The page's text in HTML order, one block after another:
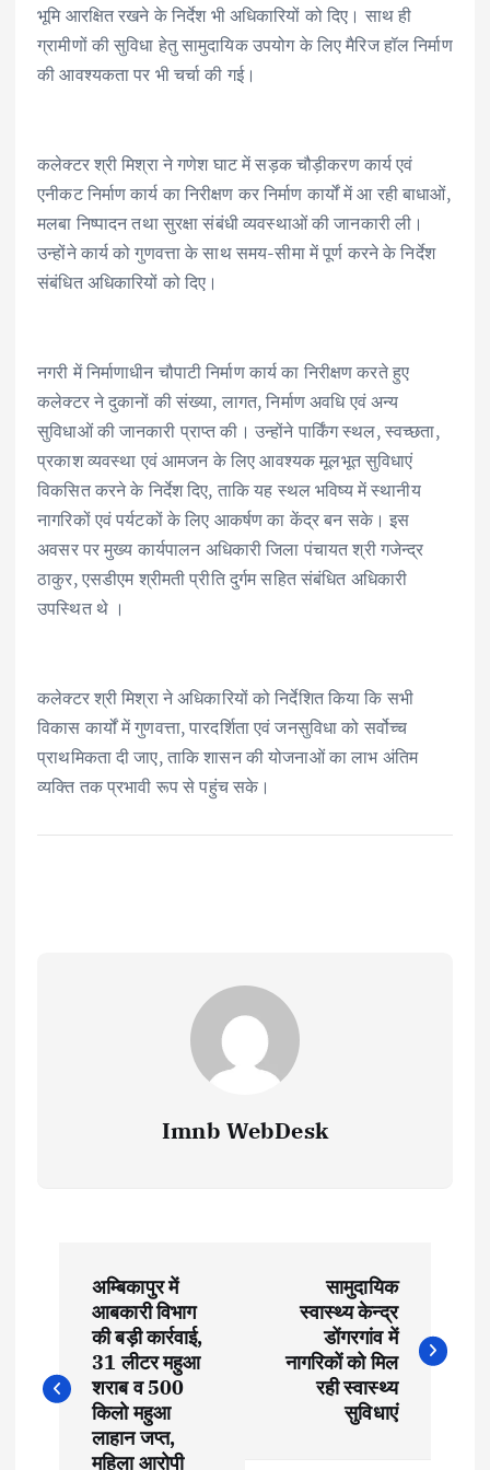
भूमि आरक्षित रखने के निर्देश भी अधिकारियों को दिए। साथ ही
ग्रामीणों की सुविधा हेतु सामुदायिक उपयोग के लिए मैरिज हॉल निर्माण
की आवश्यकता पर भी चर्चा की गई।
कलेक्टर श्री मिश्रा ने गणेश घाट में सड़क चौड़ीकरण कार्य एवं
एनीकट निर्माण कार्य का निरीक्षण कर निर्माण कार्यों में आ रही बाधाओं,
मलबा निष्पादन तथा सुरक्षा संबंधी व्यवस्थाओं की जानकारी ली।
उन्होंने कार्य को गुणवत्ता के साथ समय-सीमा में पूर्ण करने के निर्देश
संबंधित अधिकारियों को दिए।
नगरी में निर्माणाधीन चौपाटी निर्माण कार्य का निरीक्षण करते हुए
कलेक्टर ने दुकानों की संख्या, लागत, निर्माण अवधि एवं अन्य
सुविधाओं की जानकारी प्राप्त की। उन्होंने पार्किंग स्थल, स्वच्छता,
प्रकाश व्यवस्था एवं आमजन के लिए आवश्यक मूलभूत सुविधाएं
विकसित करने के निर्देश दिए, ताकि यह स्थल भविष्य में स्थानीय
नागरिकों एवं पर्यटकों के लिए आकर्षण का केंद्र बन सके। इस
अवसर पर मुख्य कार्यपालन अधिकारी जिला पंचायत श्री गजेन्द्र
ठाकुर, एसडीएम श्रीमती प्रीति दुर्गम सहित संबंधित अधिकारी
उपस्थित थे ।
कलेक्टर श्री मिश्रा ने अधिकारियों को निर्देशित किया कि सभी
विकास कार्यों में गुणवत्ता, पारदर्शिता एवं जनसुविधा को सर्वोच्च
प्राथमिकता दी जाए, ताकि शासन की योजनाओं का लाभ अंतिम
व्यक्ति तक प्रभावी रूप से पहुंच सके।
Imnb WebDesk
s
अम्बिकापुर में
आबकारी विभाग
की बड़ी कार्रवाई,
31 लीटर महुआ
शराब व 500
किलो महुआ
लाहान जप्त,
महिला आरोपी
सामुदायिक
स्वास्थ्य केन्द्र
डोंगरगांव में
नागरिकों को मिल
रही स्वास्थ्य
सुविधाएं